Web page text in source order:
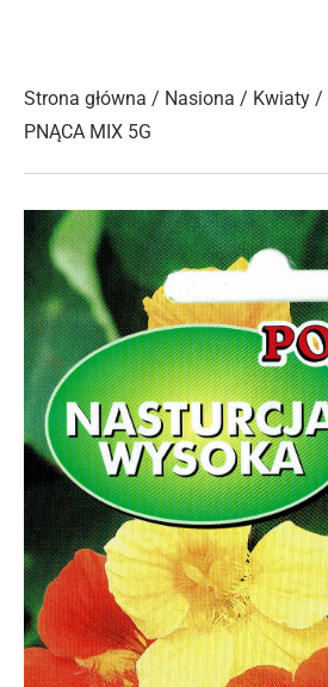
Strona główna / Nasiona / Kwiaty /
PNĄCA MIX 5G